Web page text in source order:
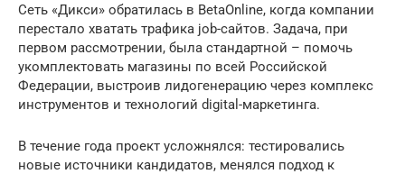
Сеть «Дикси» обратилась в BetaOnline, когда компании
перестало хватать трафика job-сайтов. Задача, при
первом рассмотрении, была стандартной – помочь
укомплектовать магазины по всей Российской
Федерации, выстроив лидогенерацию через комплекс
инструментов и технологий digital-маркетинга.
В течение года проект усложнялся: тестировались
новые источники кандидатов, менялся подход к